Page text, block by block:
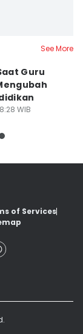
See More
Guru
WIB
of Services